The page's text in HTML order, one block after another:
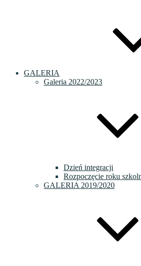
GALERIA
Galeria 2022/2023
Dzień integracji
Rozpoczęcie roku
GALERIA 2019/2020